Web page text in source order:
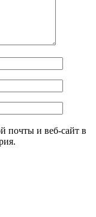
почты и веб-сайт в